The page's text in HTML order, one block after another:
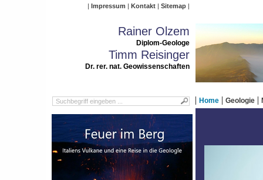
Impressum Kontakt Sitemap
Rainer Olzem
Diplom-Geologe
Timm Reisinger
Dr. rer. nat. Geowissenschaften
Home Geologie